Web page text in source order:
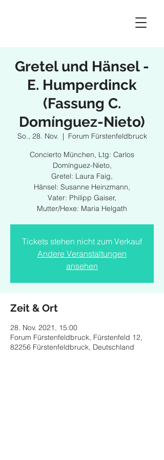
Gretel und Hänsel -
E. Humperdinck
(Fassung C.
Domínguez-Nieto)
So., 28. Nov.
  |
Forum Fürstenfeldbruck
Concierto München, Ltg: Carlos
Domínguez-Nieto,
Gretel: Laura Faig,
Hänsel: Susanne Heinzmann,
Vater: Philipp Gaiser,
Mutter/Hexe: Maria Helgath
Tickets stehen nicht zum Verkauf
Andere Veranstaltungen
ansehen
Zeit & Ort
28. Nov. 2021, 15:00
Forum Fürstenfeldbruck, Fürstenfeld 12,
82256 Fürstenfeldbruck, Deutschland